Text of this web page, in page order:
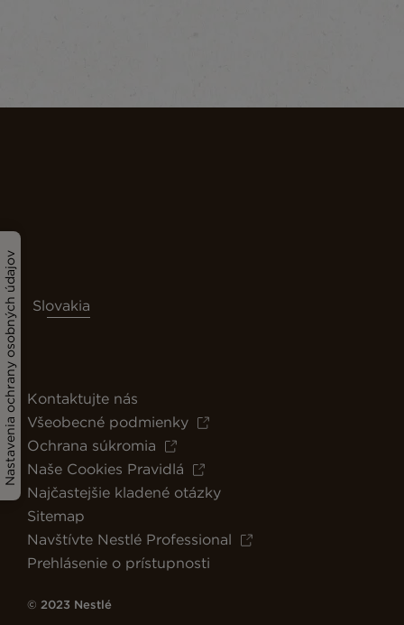
Nastavenia ochrany osobných údajov Slovakia
Kontaktujte nás
Všeobecné podmienky
Ochrana súkromia
Naše Cookies Pravidlá
Najčastejšie kladené otázky
Sitemap
Navštívte Nestlé Professional
Prehlásenie o prístupnosti
© 2023 Nestlé